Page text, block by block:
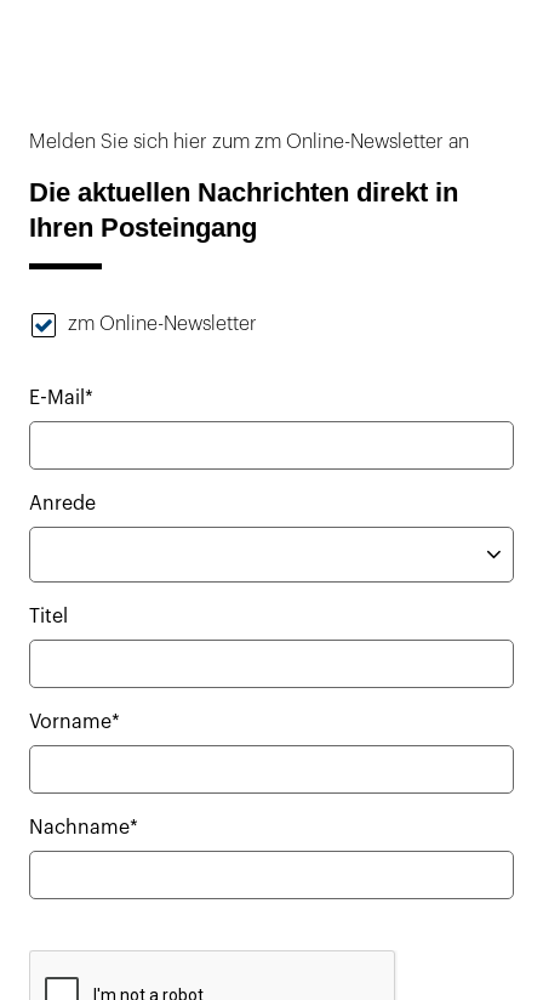
Melden Sie sich hier zum zm Online-Newsletter an
Die aktuellen Nachrichten direkt in
Ihren Posteingang
zm Online-Newsletter
E-Mail*
Anrede
Titel
Vorname*
Nachname*